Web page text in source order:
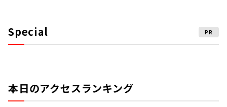
Special PR
本日のアクセスランキング